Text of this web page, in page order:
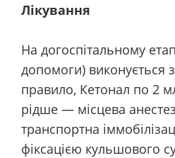
Лікування
На догоспітальному
допомоги) виконується
правило, Кетонал по 2
рідше — місцева
транспортна
фіксацією кульшового